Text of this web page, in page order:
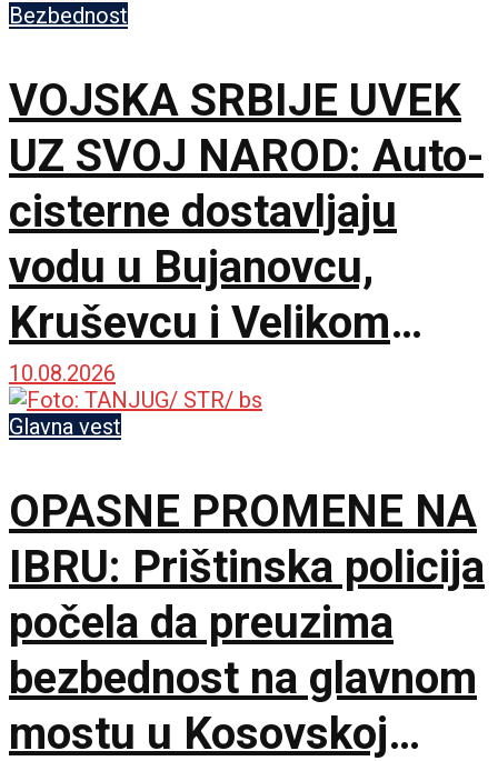
Bezbednost
VOJSKA SRBIJE UVEK
UZ SVOJ NAROD: Auto-
cisterne dostavljaju
vodu u Bujanovcu,
Kruševcu i Velikom
Gradištu, inžinjerci i
lekari stalno na terenu
10.08.2026
Glavna vest
OPASNE PROMENE NA
IBRU: Prištinska policija
počela da preuzima
bezbednost na glavnom
mostu u Kosovskoj